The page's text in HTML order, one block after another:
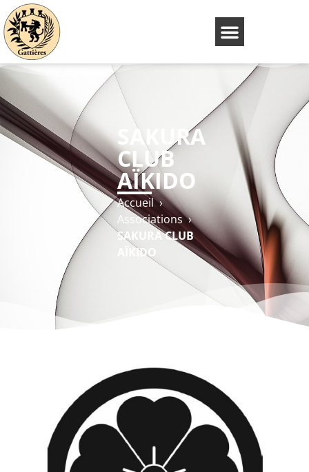
SAKURA
CLUB
AÏKIDO
Accueil›
Associations›
SAKURA CLUB
AÏKIDO